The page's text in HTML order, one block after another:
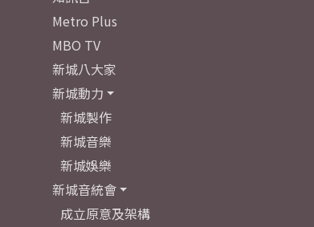
Metro Plus
MBO TV
新城八大家
新城動力
新城製作
新城音樂
新城娛樂
新城音統會
成立原意及架構